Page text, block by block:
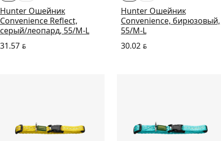
Hunter Ошейник
Convenience Reflect,
серый/леопард, 55/M-L
31.57 BYN
Hunter Ошейник
Convenience, бирюзовый,
55/M-L
30.02 BYN